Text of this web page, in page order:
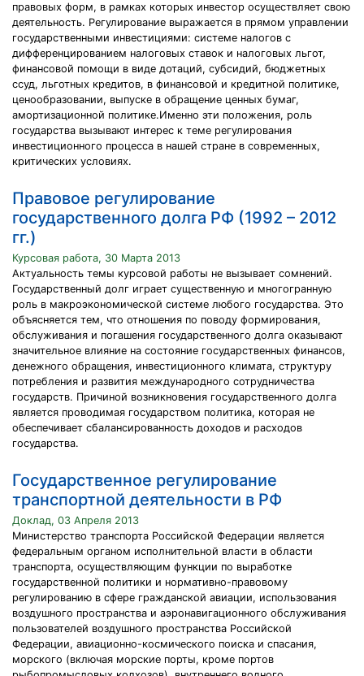
правовых форм, в рамках которых инвестор осуществляет свою
деятельность. Регулирование выражается в прямом управлении
государственными инвестициями: системе налогов с
дифференцированием налоговых ставок и налоговых льгот,
финансовой помощи в виде дотаций, субсидий, бюджетных
ссуд, льготных кредитов, в финансовой и кредитной политике,
ценообразовании, выпуске в обращение ценных бумаг,
амортизационной политике.Именно эти положения, роль
государства вызывают интерес к теме регулирования
инвестиционного процесса в нашей стране в современных,
критических условиях.
Правовое регулирование
государственного долга РФ (1992 – 2012
гг.)
Курсовая работа, 30 Марта 2013
Актуальность темы курсовой работы не вызывает сомнений.
Государственный долг играет существенную и многогранную
роль в макроэкономической системе любого государства. Это
объясняется тем, что отношения по поводу формирования,
обслуживания и погашения государственного долга оказывают
значительное влияние на состояние государственных финансов,
денежного обращения, инвестиционного климата, структуру
потребления и развития международного сотрудничества
государств. Причиной возникновения государственного долга
является проводимая государством политика, которая не
обеспечивает сбалансированность доходов и расходов
государства.
Государственное регулирование
транспортной деятельности в РФ
Доклад, 03 Апреля 2013
Министерство транспорта Российской Федерации является
федеральным органом исполнительной власти в области
транспорта, осуществляющим функции по выработке
государственной политики и нормативно-правовому
регулированию в сфере гражданской авиации, использования
воздушного пространства и аэронавигационного обслуживания
пользователей воздушного пространства Российской
Федерации, авиационно-космического поиска и спасания,
морского (включая морские порты, кроме портов